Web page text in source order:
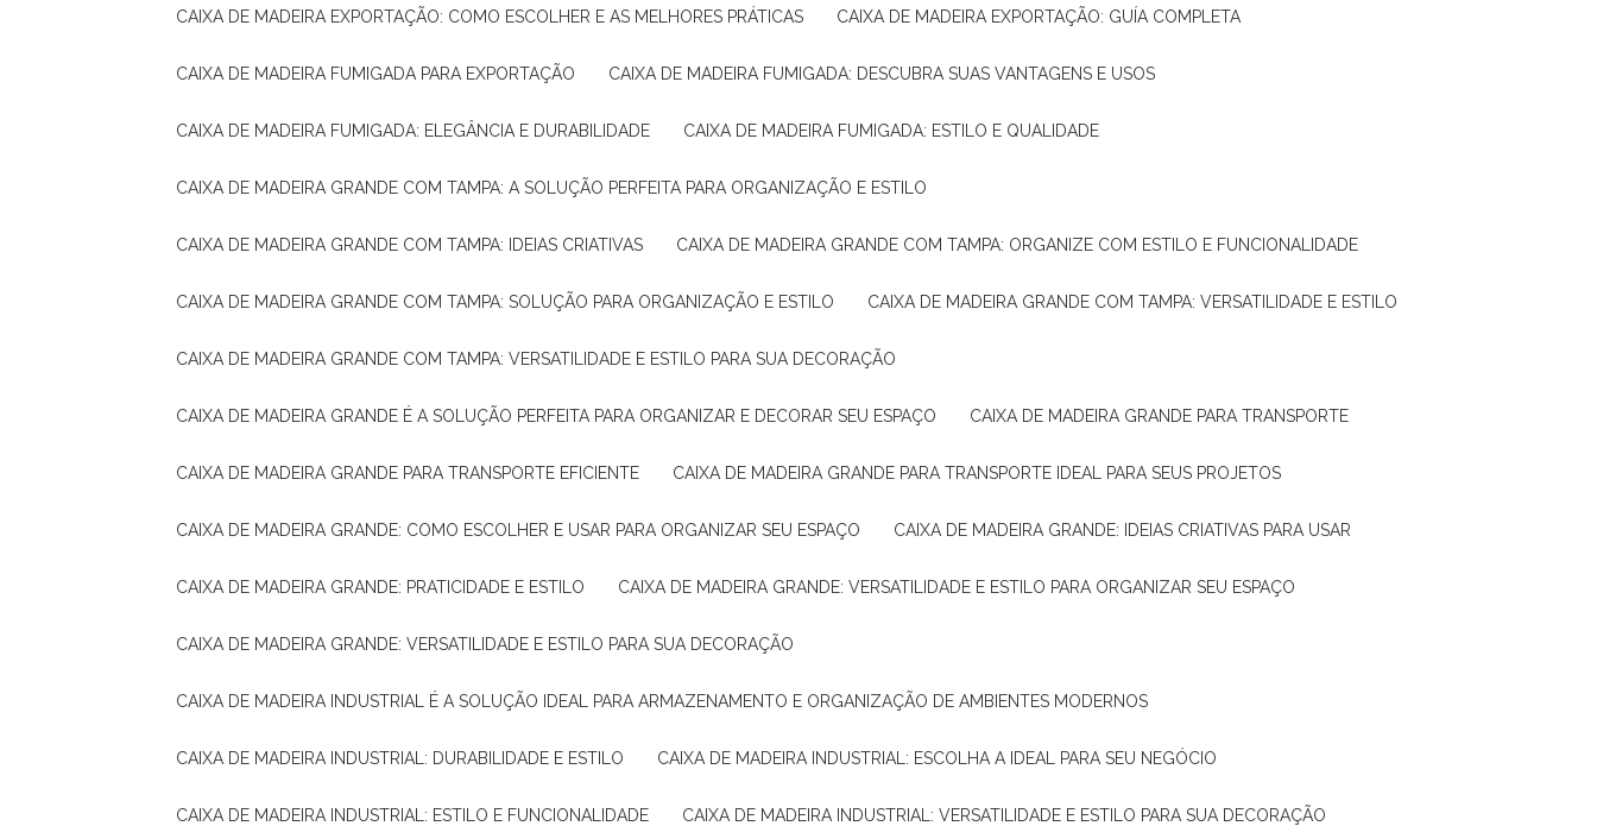
CAIXA DE MADEIRA EXPORTAÇÃO: COMO ESCOLHER E AS MELHORES PRÁTICAS CAIXA DE MADEIRA EXPORTAÇÃO: GUÍA COMPLETA
CAIXA DE MADEIRA FUMIGADA PARA EXPORTAÇÃO CAIXA DE MADEIRA FUMIGADA: DESCUBRA SUAS VANTAGENS E USOS
CAIXA DE MADEIRA FUMIGADA: ELEGÂNCIA E DURABILIDADE CAIXA DE MADEIRA FUMIGADA: ESTILO E QUALIDADE
CAIXA DE MADEIRA GRANDE COM TAMPA: A SOLUÇÃO PERFEITA PARA ORGANIZAÇÃO E ESTILO
CAIXA DE MADEIRA GRANDE COM TAMPA: IDEIAS CRIATIVAS CAIXA DE MADEIRA GRANDE COM TAMPA: ORGANIZE COM ESTILO E FUNCIONALIDADE
CAIXA DE MADEIRA GRANDE COM TAMPA: SOLUÇÃO PARA ORGANIZAÇÃO E ESTILO CAIXA DE MADEIRA GRANDE COM TAMPA: VERSATILIDADE E ESTILO
CAIXA DE MADEIRA GRANDE COM TAMPA: VERSATILIDADE E ESTILO PARA SUA DECORAÇÃO
CAIXA DE MADEIRA GRANDE É A SOLUÇÃO PERFEITA PARA ORGANIZAR E DECORAR SEU ESPAÇO CAIXA DE MADEIRA GRANDE PARA TRANSPORTE
CAIXA DE MADEIRA GRANDE PARA TRANSPORTE EFICIENTE CAIXA DE MADEIRA GRANDE PARA TRANSPORTE IDEAL PARA SEUS PROJETOS
CAIXA DE MADEIRA GRANDE: COMO ESCOLHER E USAR PARA ORGANIZAR SEU ESPAÇO CAIXA DE MADEIRA GRANDE: IDEIAS CRIATIVAS PARA USAR
CAIXA DE MADEIRA GRANDE: PRATICIDADE E ESTILO CAIXA DE MADEIRA GRANDE: VERSATILIDADE E ESTILO PARA ORGANIZAR SEU ESPAÇO
CAIXA DE MADEIRA GRANDE: VERSATILIDADE E ESTILO PARA SUA DECORAÇÃO
CAIXA DE MADEIRA INDUSTRIAL É A SOLUÇÃO IDEAL PARA ARMAZENAMENTO E ORGANIZAÇÃO DE AMBIENTES MODERNOS
CAIXA DE MADEIRA INDUSTRIAL: DURABILIDADE E ESTILO CAIXA DE MADEIRA INDUSTRIAL: ESCOLHA A IDEAL PARA SEU NEGÓCIO
CAIXA DE MADEIRA INDUSTRIAL: ESTILO E FUNCIONALIDADE CAIXA DE MADEIRA INDUSTRIAL: VERSATILIDADE E ESTILO PARA SUA DECORAÇÃO